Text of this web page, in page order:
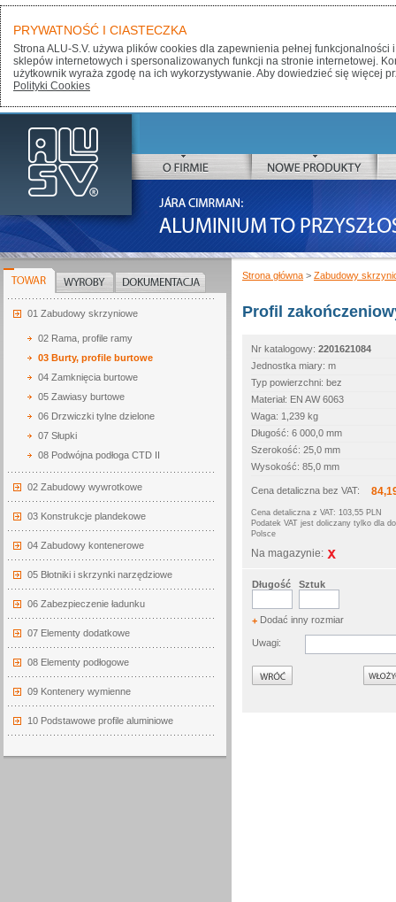
ALU-SV
O FIRMIE NOWE PRODUKTY
JÁRA CIMRMAN:
ALUMINIUM TO PRZYSZŁOŚĆ
TOWAR
01 Zabudowy skrzyniowe
02 Rama, profile ramy
03 Burty, profile burtowe
04 Zamknięcia burtowe
05 Zawiasy burtowe
06 Drzwiczki tylne dzielone
07 Słupki
08 Podwójna podłoga CTD II
02 Zabudowy wywrotkowe
03 Konstrukcje plandekowe
04 Zabudowy kontenerowe
05 Błotniki i skrzynki narzędziowe
06 Zabezpieczenie ładunku
07 Elementy dodatkowe
08 Elementy podłogowe
09 Kontenery wymienne
10 Podstawowe profile aluminiowe
WYROBY DOKUMENTACJA
Strona główna > Zabudowy
Profil
Nr katalogowy: 2201621084
Jednostka miary: m
Typ powierzchni: bez
Materiał: EN AW 6063
Waga: 1,239 kg
Długość: 6 000,0 mm
Szerokość: 25,0 mm
Wysokość: 85,0 mm
Cena detaliczna bez VAT:
Cena detaliczna z VAT: 103,55 PLN
Podatek VAT jest doliczany tylko dla
Polsce
Na magazynie:
Długość Sztuk
+ Dodać inny rozmiar
Uwagi:
Wróć
PRYWATNOŚĆ I CIASTECZKA
Strona ALU-S.V. używa plików cookies dla zapewnienia pełnej
sklepów internetowych i spersonalizowanych funkcji na stronie internetowej.
użytkownik wyraża zgodę na ich wykorzystywanie. Aby dowiedzieć się więcej
Polityki Cookies